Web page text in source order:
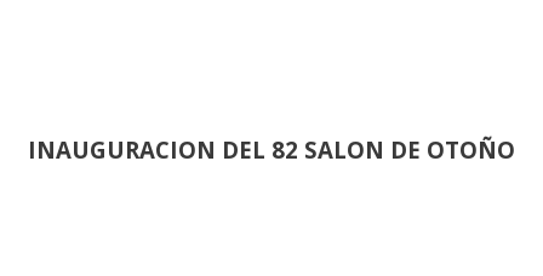
INAUGURACION DEL 82 SALON DE OTOÑO